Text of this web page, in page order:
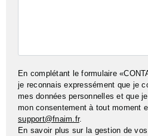
En complétant le formulaire
je reconnais expressément que je
mes données personnelles et que
mon consentement à tout moment
support@fnaim.fr.
En savoir plus sur la gestion de